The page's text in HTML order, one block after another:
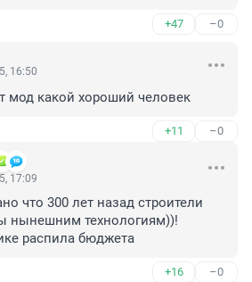
+47 –0
16:50
мод какой хороший человек
+11 –0
17:09
что 300 лет назад строители
нынешним технологиям))!
распила бюджета
+16 –0